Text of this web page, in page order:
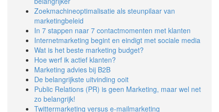
Zoekmachineoptimalisatie als steunpilaar van
marketingbeleid
In 7 stappen naar 7 contactmomenten met klanten
Internetmarketing begint en eindigt met sociale media
Wat is het beste marketing budget?
Hoe werf ik actief klanten?
Marketing advies bij B2B
De belangrijkste uitvinding ooit
Public Relations (PR) is geen Marketing, maar wel net
zo belangrijk!
Twittermarketing versus e-mailmarketing